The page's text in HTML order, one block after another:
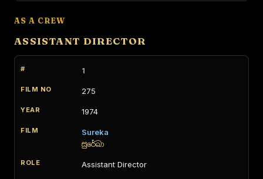
AS A CREW
ASSISTANT DIRECTOR
1
275
1974
Sureka
සුරේඛා
Assistant Director